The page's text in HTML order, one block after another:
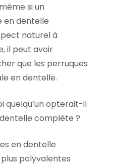
si un
en dentelle
naturel à
il peut avoir
que les perruques
en dentelle.
quelqu’un opterait-il
complète ?
en dentelle
polyvalentes